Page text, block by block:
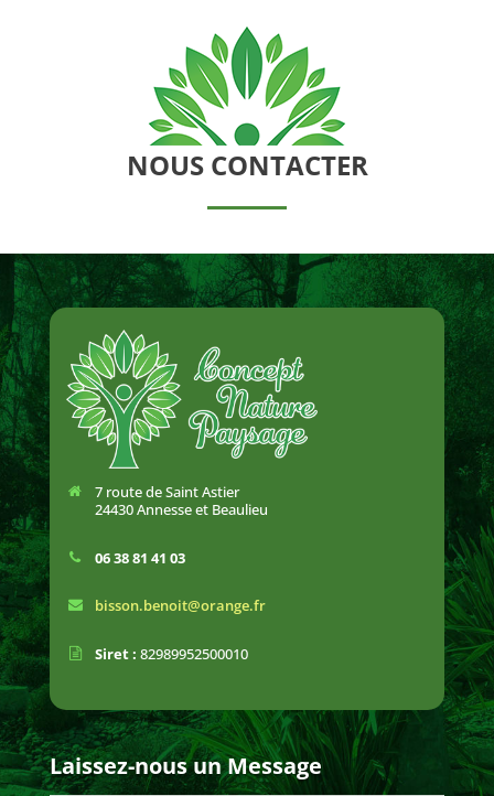
NOUS CONTACTER
7 route de Saint Astier
24430 Annesse et Beaulieu
06 38 81 41 03
bisson.benoit@orange.fr
Siret : 82989952500010
Laissez-nous un Message